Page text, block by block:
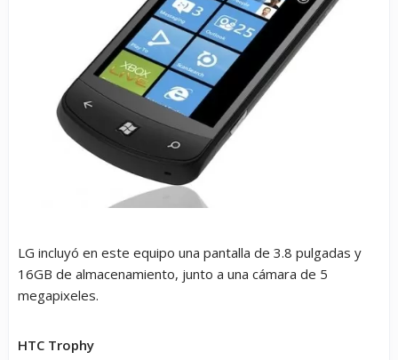
LG incluyó en este equipo una pantalla de 3.8 pulgadas y
16GB de almacenamiento, junto a una cámara de 5
megapixeles.
HTC Trophy